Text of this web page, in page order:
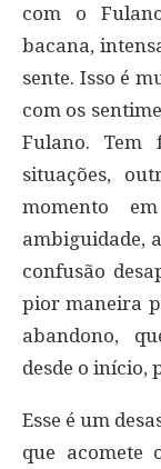
com o
bacana,
sente. Isso é
com os
Fulano. Tem
situações,
momento
ambiguidade,
confusão
pior maneira
abandono,
desde o início,
Esse é um
que acomete